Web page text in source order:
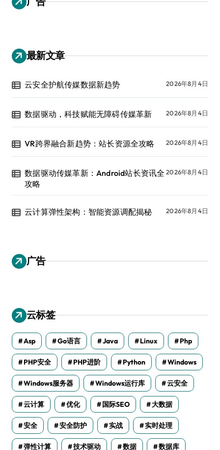
最新文章
云安全护航传媒数据新趋势 2026年8月4日
数据驱动，科技赋能无障碍传媒革新 2026年8月4日
VR跨界融合新趋势：站长资源全攻略 2026年8月4日
数据驱动传媒革新：Android站长资讯全
攻略
2026年8月4日
云计算弹性架构：智能资源调配揭秘 2026年8月4日
广告
云标签
Asp Go语言 Java Linux Php
PHP安全 PHP进阶 Python Windows
Windows服务器 Windows运行库 云安全
云计算 优化 国际SEO 大数据
安全 安全防护 实战 实时处理
弹性计算 技术驱动 数据 数据库